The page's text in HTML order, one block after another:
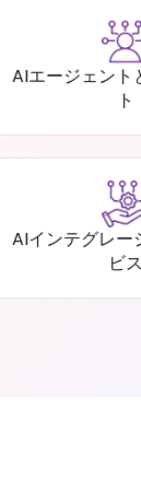
AIエージェント
ト
AIインテグレー
ビス